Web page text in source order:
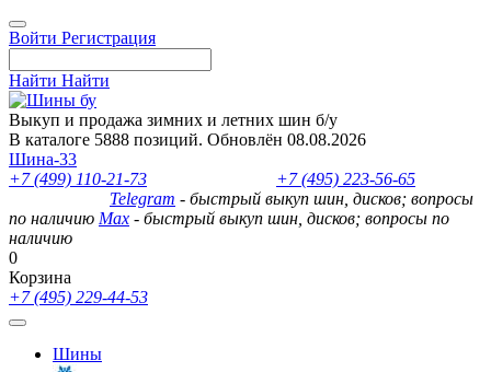
Войти Регистрация
Найти Найти
Выкуп и продажа зимних и летних шин б/у
В каталоге 5888 позиций. Обновлён 08.08.2026
Шина-33
+7 (499) 110-21-73
+7 (495) 223-56-65
Telegram - быстрый выкуп шин, дисков; вопросы
по наличию Max - быстрый выкуп шин, дисков; вопросы по
наличию
0
Корзина
+7 (495) 229-44-53
Шины